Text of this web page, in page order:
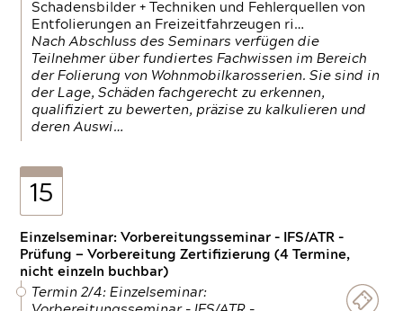
Schadensbilder + Techniken und Fehlerquellen von
Entfolierungen an Freizeitfahrzeugen ri…
Nach Abschluss des Seminars verfügen die
Teilnehmer über fundiertes Fachwissen im Bereich
der Folierung von Wohnmobilkarosserien. Sie sind in
der Lage, Schäden fachgerecht zu erkennen,
qualifiziert zu bewerten, präzise zu kalkulieren und
deren Auswi…
15
Einzelseminar: Vorbereitungsseminar - IFS/ATR -
Prüfung — Vorbereitung Zertifizierung (4 Termine,
nicht einzeln buchbar)
Termin 2/4: Einzelseminar: